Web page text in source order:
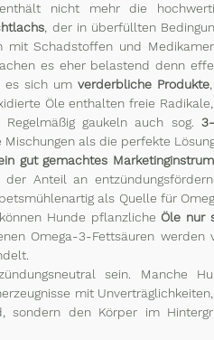
nicht mehr die
, der in überfüllten
Schadstoffen und
es eher belastend denn
es sich um verderbliche Produkte
Öle enthalten freie
gaukeln auch sog.
als die perfekte
gut gemachtes
Anteil an
als Quelle für
Hunde pflanzliche Öle nur
Omega-3-Fettsäuren werden
sein. Manche
mit
den Körper im